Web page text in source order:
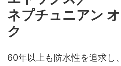
ネプチュニアン
ク
60年以上も防水性を追求し